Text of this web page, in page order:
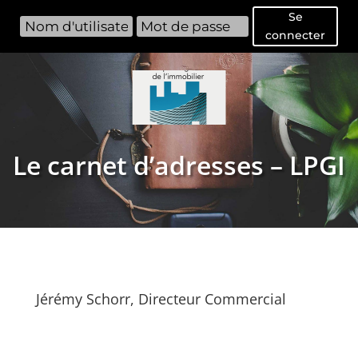
Se
connecter
Le carnet d’adresses – LPGI
Jérémy Schorr, Directeur Commercial